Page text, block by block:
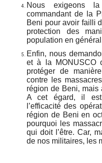
Nous exigeons
commandant de la
Beni pour avoir failli
protection des
population en
Enfin, nous
et à la MONUSCO
protéger de
contre les
région de Beni, mais
A cet égard, il est
l’efficacité des
région de Beni en
pourquoi les
qui doit l’être. Car,
de nos militaires, les